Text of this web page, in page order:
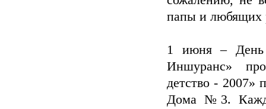
папы и любящих
1 июня – День
Иншуранс»
детство - 2007»
Дома №3.